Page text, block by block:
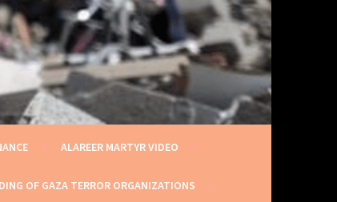
ALAREER MARTYR VIDEO
OF GAZA TERROR ORGANIZATIONS